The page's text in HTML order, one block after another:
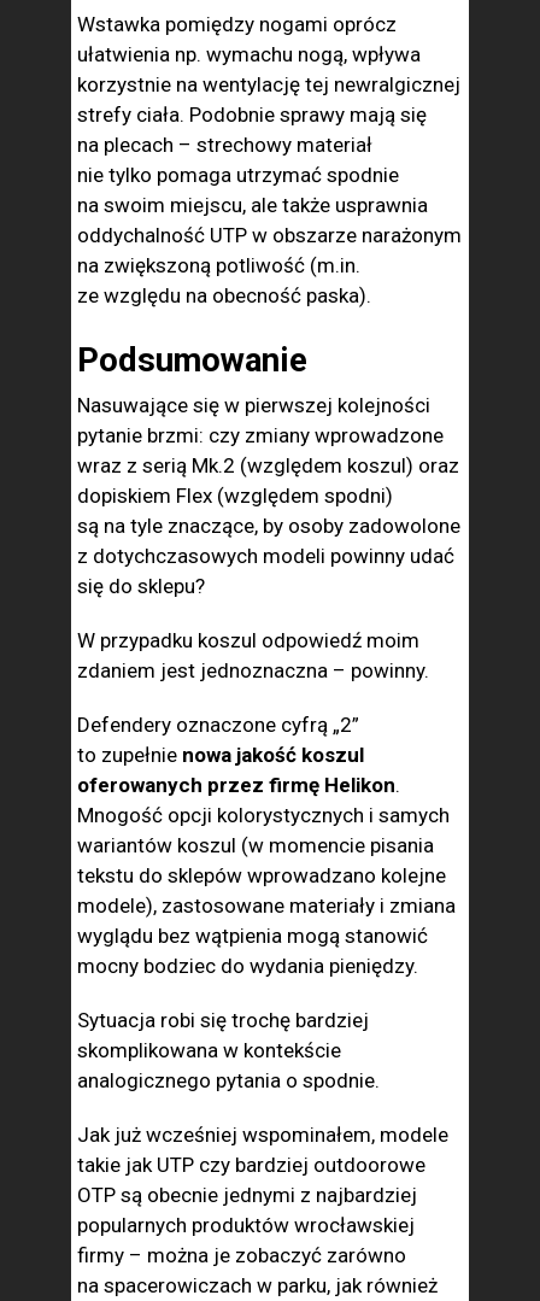
Wstawka pomiędzy nogami oprócz
ułatwienia np. wymachu nogą, wpływa
korzystnie na wentylację tej newralgicznej
strefy ciała. Podobnie sprawy mają się
na plecach – strechowy materiał
nie tylko pomaga utrzymać spodnie
na swoim miejscu, ale także usprawnia
oddychalność UTP w obszarze narażonym
na zwiększoną potliwość (m.in.
ze względu na obecność paska).
Podsumowanie
Nasuwające się w pierwszej kolejności
pytanie brzmi: czy zmiany wprowadzone
wraz z serią Mk.2 (względem koszul) oraz
dopiskiem Flex (względem spodni)
są na tyle znaczące, by osoby zadowolone
z dotychczasowych modeli powinny udać
się do sklepu?
W przypadku koszul odpowiedź moim
zdaniem jest jednoznaczna – powinny.
Defendery oznaczone cyfrą „2”
to zupełnie nowa jakość koszul
oferowanych przez firmę Helikon.
Mnogość opcji kolorystycznych i samych
wariantów koszul (w momencie pisania
tekstu do sklepów wprowadzano kolejne
modele), zastosowane materiały i zmiana
wyglądu bez wątpienia mogą stanowić
mocny bodziec do wydania pieniędzy.
Sytuacja robi się trochę bardziej
skomplikowana w kontekście
analogicznego pytania o spodnie.
Jak już wcześniej wspominałem, modele
takie jak UTP czy bardziej outdoorowe
OTP są obecnie jednymi z najbardziej
popularnych produktów wrocławskiej
firmy – można je zobaczyć zarówno
na spacerowiczach w parku, jak również